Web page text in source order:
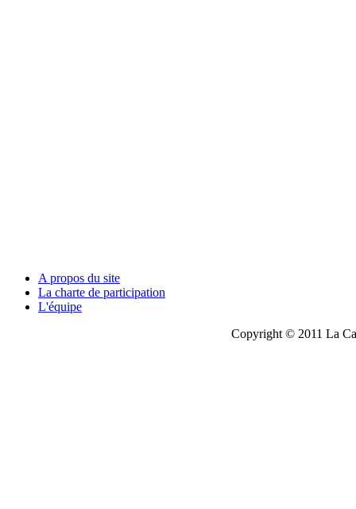
A propos du site
La charte de participation
L'équipe
Copyright © 2011 La